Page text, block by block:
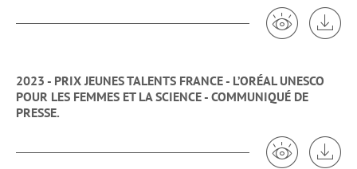
Voir 2023 -
2023 - PRIX JEUNES TALENTS FRANCE - L’ORÉAL UNESCO
POUR LES FEMMES ET LA SCIENCE - COMMUNIQUÉ DE
PRESSE.
Voir 2023 -